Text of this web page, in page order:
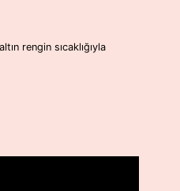
rengin sıcaklığıyla